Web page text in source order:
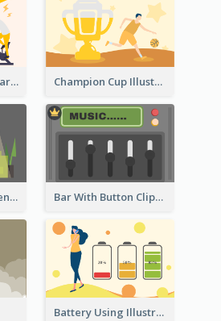
Measurement Clipart Champion Cup Illustration
Human Body Percentage Comparison Bar With Button Clipart
Battery Using Illustration